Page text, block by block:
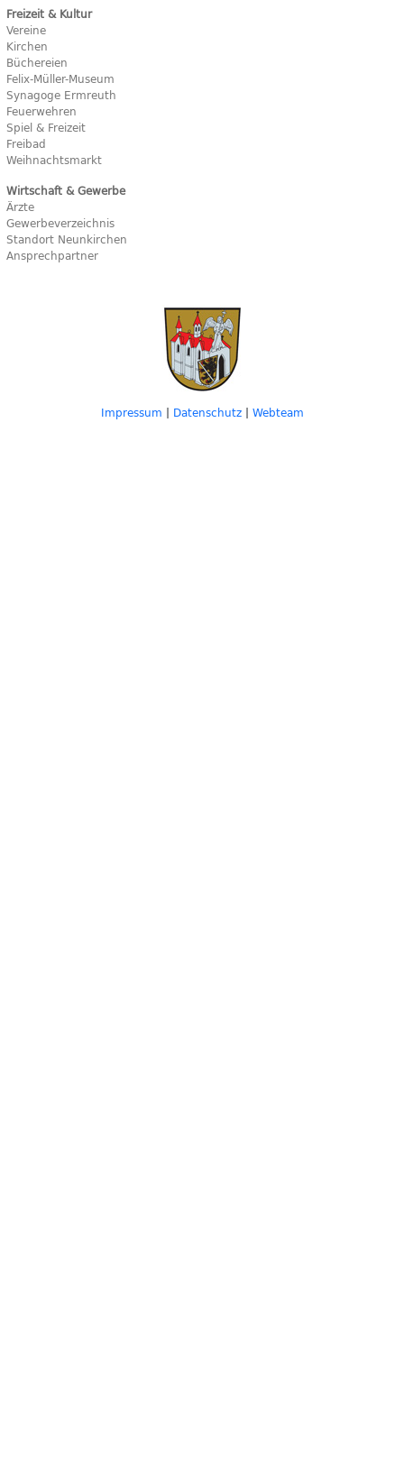
Freizeit & Kultur
Vereine
Kirchen
Büchereien
Felix-Müller-Museum
Synagoge Ermreuth
Feuerwehren
Spiel & Freizeit
Freibad
Weihnachtsmarkt
Wirtschaft & Gewerbe
Ärzte
Gewerbeverzeichnis
Standort Neunkirchen
Ansprechpartner
Impressum | Datenschutz| Webteam